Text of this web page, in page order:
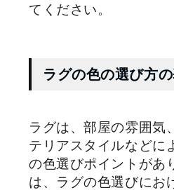
てください。
ラグの色の選び方
ラグは、部屋の雰囲気
テリアスタイルなどに
の色選びポイントがあ
は、ラグの色選びにお